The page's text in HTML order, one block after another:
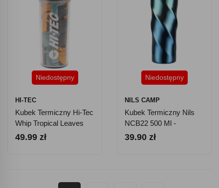
Niedostępny
HI-TEC
Kubek Termiczny Hi-Tec
Whip Tropical Leaves
Forest 400 Ml
49.99 zł
Niedostępny
NILS CAMP
Kubek Termiczny Nils
NCB22 500 Ml -
Niebieski
39.90 zł